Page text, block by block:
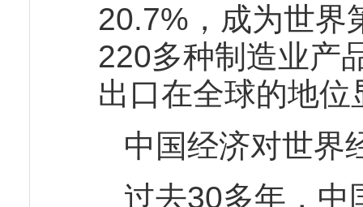
20.7%，成为世界
220多种制造业产
出口在全球的地位
中国经济对世界
过去30多年，中